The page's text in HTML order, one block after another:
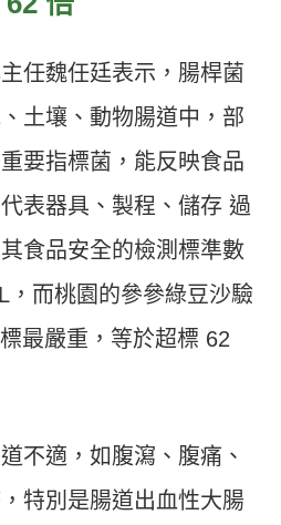
任魏任廷表示，腸桿菌
土壤、動物腸道中，部
要指標菌，能反映食品
表器具、製程、儲存 過
食品安全的檢測標準數
，而桃園的參參綠豆沙驗
最嚴重，等於超標 62
不適，如腹瀉、腹痛、
特別是腸道出血性大腸